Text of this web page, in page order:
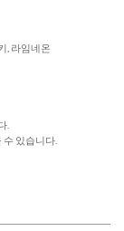
, 라임네온
.
있습니다.